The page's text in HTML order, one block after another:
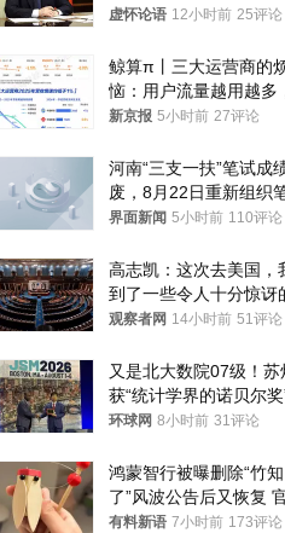
76岁老将扛旗
虚怀论语 12小时前 25评论
鲸算π丨三大运营商的
恼：用户流量越用越多
入却越来越少
新京报 5小时前 27评论
河南“三支一扶”笔试成
废，8月22日重新组织
界面新闻 5小时前 110评论
高志凯：这次去美国，
到了一些令人十分惊讶
息
观察者网 14小时前 51评论
又是北大数院07级！苏
获“统计学界的诺贝尔奖
环球网 8小时前 31评论
鸿蒙智行被曝删除“竹知
了”风波公告后又恢复 官
曾力挺：劝华为要大度
有料新语 7小时前 173评论